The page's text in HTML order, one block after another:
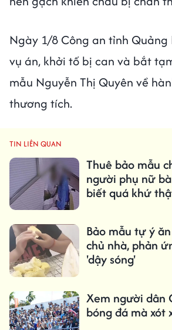
Ngày 1/8 Công an tỉnh
vụ án, khởi tố bị can và bắt
mẫu Nguyễn Thị Quyên về
thương tích.
TIN LIÊN QUAN
Thuê bảo mẫu
người phụ nữ
biết quá khứ
Bảo mẫu tự ý
chủ nhà, phản
'dậy sóng'
Xem người dân
bóng đá mà xót